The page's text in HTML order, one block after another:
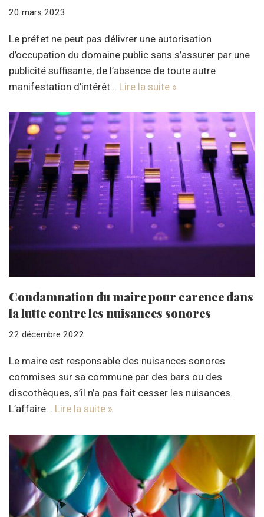
20 mars 2023
Le préfet ne peut pas délivrer une autorisation
d’occupation du domaine public sans s’assurer par une
publicité suffisante, de l’absence de toute autre
manifestation d’intérêt… Lire la suite »
Condamnation du maire pour carence dans
la lutte contre les nuisances sonores
22 décembre 2022
Le maire est responsable des nuisances sonores
commises sur sa commune par des bars ou des
discothèques, s’il n’a pas fait cesser les nuisances.
L’affaire… Lire la suite »